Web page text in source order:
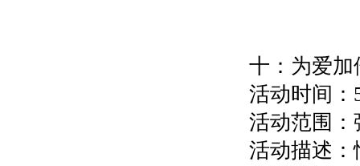
十：为爱加
活动时间
活动范围：
活动描述：